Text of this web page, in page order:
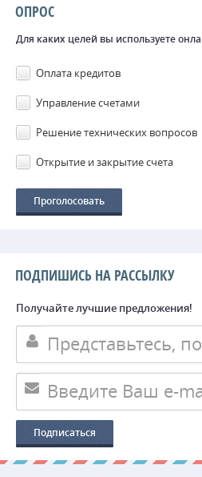
ОПРОС
Для каких целей вы используете
Оплата кредитов
Управление счетами
Решение технических вопросов
Открытие и закрытие счета
ПОДПИШИСЬ НА РАССЫЛКУ
Получайте лучшие предложения!